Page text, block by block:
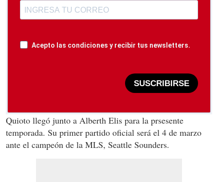
Acepto las condiciones y recibir tus newsletters.
SUSCRIBIRSE
Quioto llegó junto a Alberth Elis para la prsesente
temporada. Su primer partido oficial será el 4 de marzo
ante el campeón de la MLS, Seattle Sounders.